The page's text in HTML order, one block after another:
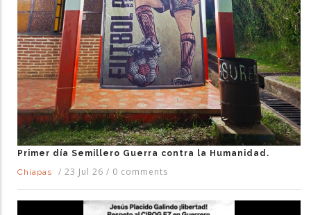
Primer día Semillero Guerra contra la Humanidad.
Chiapas
/ 23 Jul 26 / 0 comments